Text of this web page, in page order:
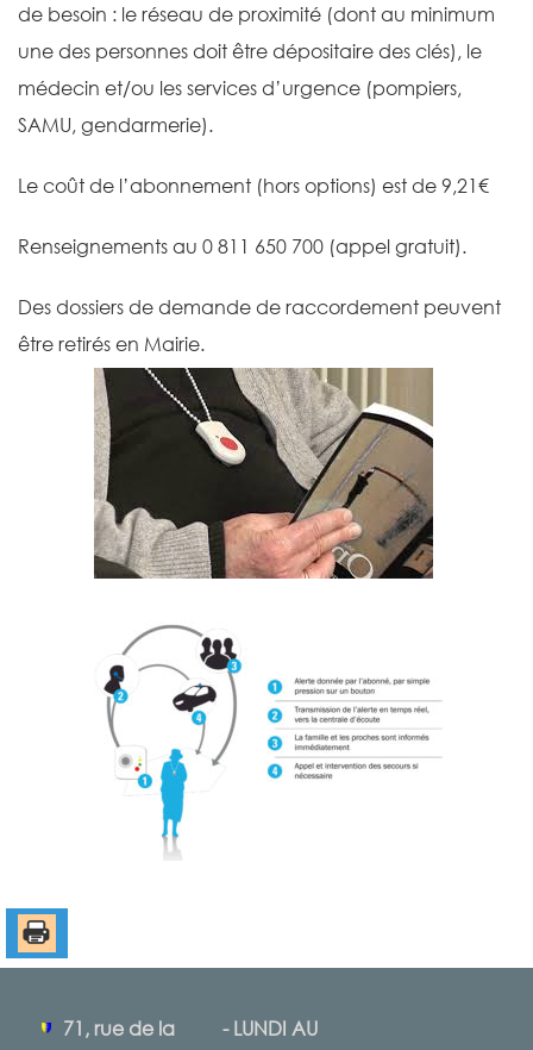
de besoin : le réseau de proximité (dont au minimum
une des personnes doit être dépositaire des clés), le
médecin et/ou les services d’urgence (pompiers,
SAMU, gendarmerie).
Le coût de l’abonnement (hors options) est de 9,21€
Renseignements au 0 811 650 700 (appel gratuit).
Des dossiers de demande de raccordement peuvent
être retirés en Mairie.
71, rue de la - LUNDI AU